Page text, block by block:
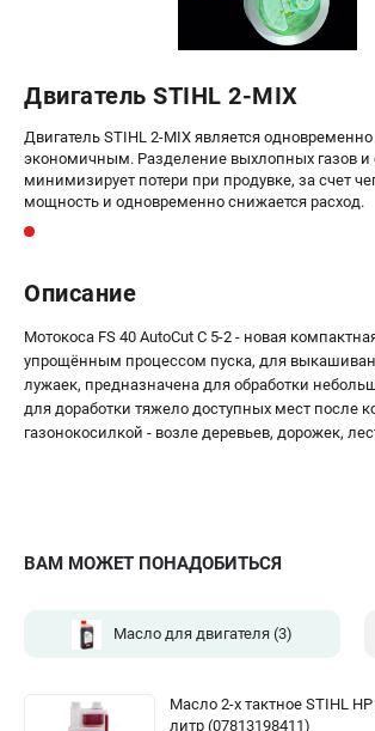
офертой
проспект Александровской
Режим работы колл-центра:
сб - с 10:00 до 18:00
вс - выходной
ЗАКАЗ ЗАПЧАСТЕЙ
+7 (8112) 59-12-69
ВАМ МОЖЕТ ПОНАДОБИТЬСЯ
Масло для двигателя (3)
Масло 2-х тактное STIHL
литр (07813198411)
Двигатель STIHL 2-MIX
Двигатель STIHL 2-MIX является
экономичным. Разделение выхлопных газов и
минимизирует потери при продувке, за счет
мощность и одновременно снижается расход.
Описание
Мотокоса FS 40 AutoCut C 5-2 - новая
упрощённым процессом пуска, для
лужаек, предназначена для обработки
для доработки тяжело доступных мест после
газонокосилкой - возле деревьев, дорожек,